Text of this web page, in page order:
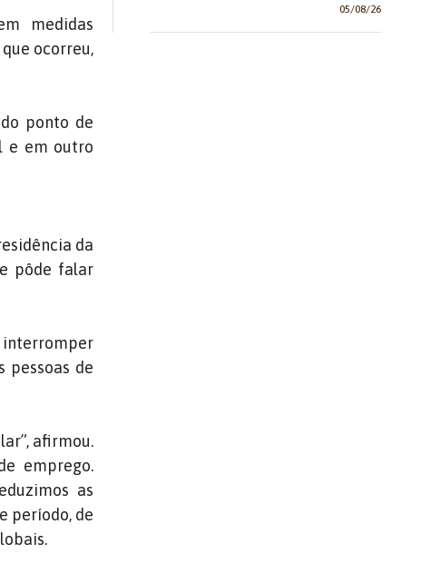
medidas
ocorreu,
ponto de
e em outro
da
pôde falar
interromper
pessoas de
afirmou.
emprego.
as
período, de
05/08/26